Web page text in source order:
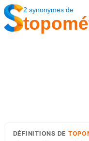
2 synonymes de
DÉFINITIONS DE